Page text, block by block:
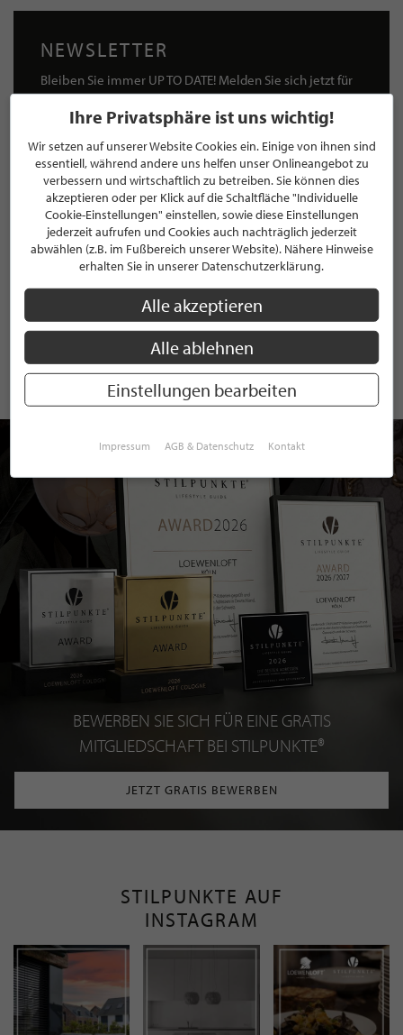
NEWSLETTER
Bleiben Sie immer UP TO DATE! Melden Sie sich jetzt für
unseren STILPUNKTE®-Newsletter an und profitieren Sie
von exklusivenNeuigkeiten, TrendsundAngeboten
Mit der Anmeldung für unseren Newsletter stimmen Sie
unseren Datenschutzbestimmungenzu. EineAbmeldung
ist jederzeit möglich.
ANMELDEN
Mit der Anmeldung an unserem Newsletter stimmen Sie unseren
BEWERBEN SIE SICH FÜR EINE GRATIS
MITGLIEDSCHAFT BEI STILPUNKTE®
JETZT GRATIS BEWERBEN
STILPUNKTE AUF
INSTAGRAM
Ihre Privatsphäre ist uns wichtig!
Wir setzen auf unserer Website Cookies ein. Einige von ihnen sind
essentiell, während andere uns helfen unser Onlineangebot zu
verbessern und wirtschaftlich zu betreiben. Sie können dies
akzeptieren oder per Klick auf die Schaltfläche "Individuelle
Cookie-Einstellungen" einstellen, sowie diese Einstellungen
jederzeit aufrufen und Cookies auch nachträglich jederzeit
abwählen (z.B. im Fußbereich unserer Website). Nähere Hinweise
erhalten Sie in unserer Datenschutzerklärung.
Alle akzeptieren
Alle ablehnen
Einstellungen bearbeiten
Impressum AGB & Datenschutz Kontakt